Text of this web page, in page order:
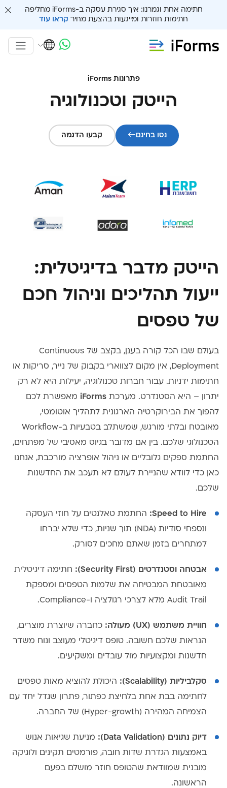
חתימה אחת וגמרנו: איך סגירת עסקה ב-iForms מחליפה
חתימות חוזרות ומייגעות בהצעת מחיר קראו עוד
פתרונות iForms
הייטק וטכנולוגיה
נסו בחינם קבעו הדגמה
הייטק מדבר בדיגיטלית:
ייעול תהליכים וניהול חכם
של טפסים
בעולם שבו הכל קורה בענן, בקצב של Continuous
Deployment, אין מקום לצווארי בקבוק של נייר, סריקות או
חתימות ידניות. עבור חברות טכנולוגיה, יעילות היא לא רק
יתרון – היא הסטנדרט. מערכת iForms מאפשרת לכם
להפוך את הבירוקרטיה הארגונית לתהליך אוטומטי,
מאובטח ובלתי מורגש, שמשתלב בטבעיות ב-Workflow
הטכנולוגי שלכם. בין אם מדובר בגיוס מאסיבי של מפתחים,
החתמת ספקים גלובליים או ניהול אופרציה מורכבת, אנחנו
כאן כדי לוודא שהניירת לעולם לא תעכב את החדשנות
שלכם.
Speed to Hire:
החתמת טאלנטים על חוזי העסקה
ונספחי סודיות (NDA) תוך שניות, כדי שלא יברחו
למתחרים בזמן שאתם מחכים לסורק.
אבטחה וסטנדרטים (Security First):
חתימה דיגיטלית
מאובטחת המבטיחה את שלמות הטפסים ומספקת
Audit Trail מלא לצרכי רגולציה ו-Compliance.
חוויית משתמש (UX) מעולה:
כחברה שיוצרת מוצרים,
הנראות שלכם חשובה. טופס דיגיטלי מעוצב ונוח משדר
חדשנות ומקצועיות מול עובדים ומשקיעים.
סקלביליות (Scalability):
היכולת להוציא מאות טפסים
לחתימה בבת אחת בלחיצת כפתור, פתרון שגדל יחד עם
הצמיחה המהירה (Hyper-growth) של החברה.
דיוק נתונים (Data Validation):
מניעת שגיאות אנוש
באמצעות הגדרת שדות חובה, פורמטים תקינים ולוגיקה
מובנית שמוודאת שהטופס חוזר מושלם בפעם
הראשונה.